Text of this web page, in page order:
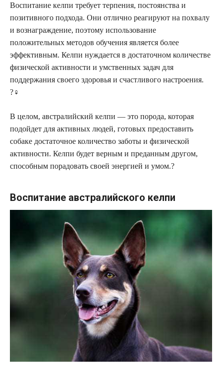
Воспитание келпи требует терпения, постоянства и
позитивного подхода. Они отлично реагируют на похвалу
и вознаграждение, поэтому использование
положительных методов обучения является более
эффективным. Келпи нуждается в достаточном количестве
физической активности и умственных задач для
поддержания своего здоровья и счастливого настроения.
?️‍♀️
В целом, австралийский келпи — это порода, которая
подойдет для активных людей, готовых предоставить
собаке достаточное количество заботы и физической
активности. Келпи будет верным и преданным другом,
способным порадовать своей энергией и умом.?
Воспитание австралийского келпи